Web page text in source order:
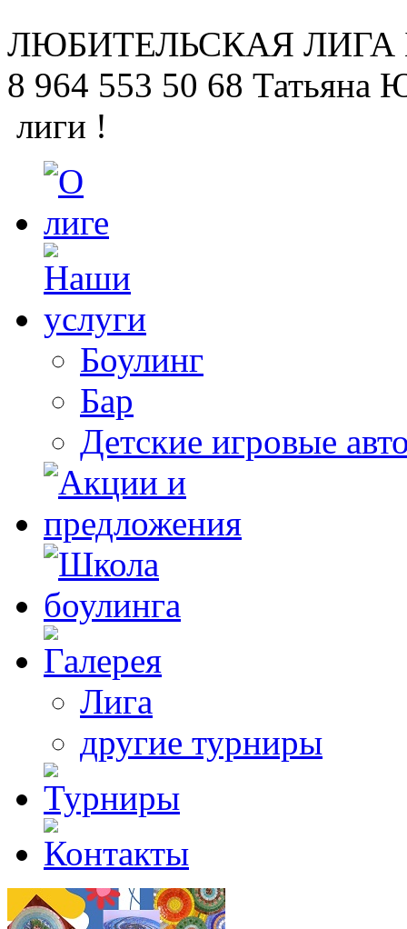
ЛЮБИТЕЛЬСКАЯ ЛИГА
8 964 553 50 68 Татьяна
лиги !
Боулинг
Бар
Детские игровые
Лига
другие турниры